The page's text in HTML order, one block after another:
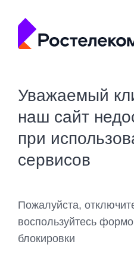
Уважаемый
наш сайт
при
сервисов
Пожалуйста,
воспользуйтесь
блокировки